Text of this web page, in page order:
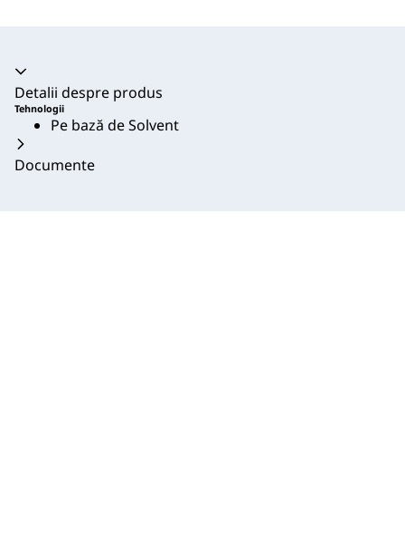
Acordeon prăbușit
Detalii despre produs
Tehnologii
Pe bază de Solvent
Documente